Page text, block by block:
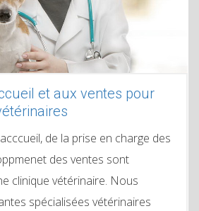
et aux ventes pour
de la prise en charge des
des ventes sont
clinique vétérinaire. Nous
spécialisées vétérinaires